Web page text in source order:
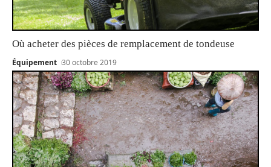
Où acheter des pièces de remplacement de tondeuse
Équipement 30 octobre 2019